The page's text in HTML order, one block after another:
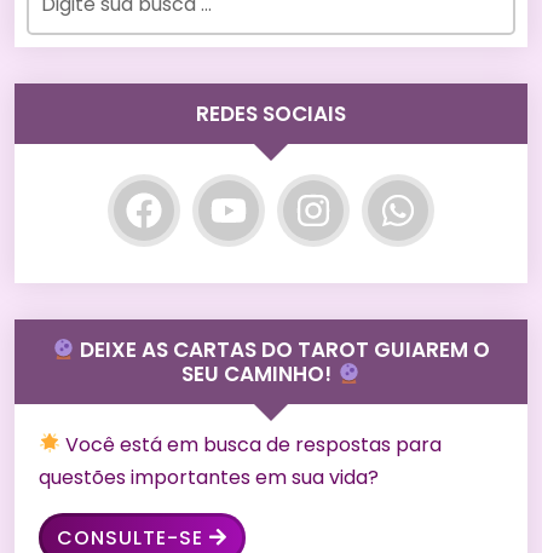
REDES SOCIAIS
DEIXE AS CARTAS DO TAROT GUIAREM O
SEU CAMINHO!
Você está em busca de respostas para
questões importantes em sua vida?
CONSULTE-SE